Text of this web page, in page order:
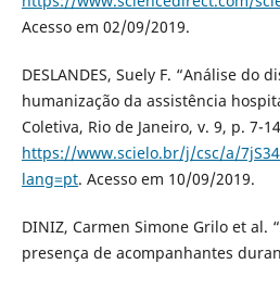
Acesso em 02/09/2019.
DESLANDES, Suely F. “Análise do
humanização da assistência
Coletiva, Rio de Janeiro, v. 9, p. 7-
https://www.scielo.br/j/csc/a/
lang=pt. Acesso em 10/09/2019.
DINIZ, Carmen Simone Grilo et al.
presença de acompanhantes